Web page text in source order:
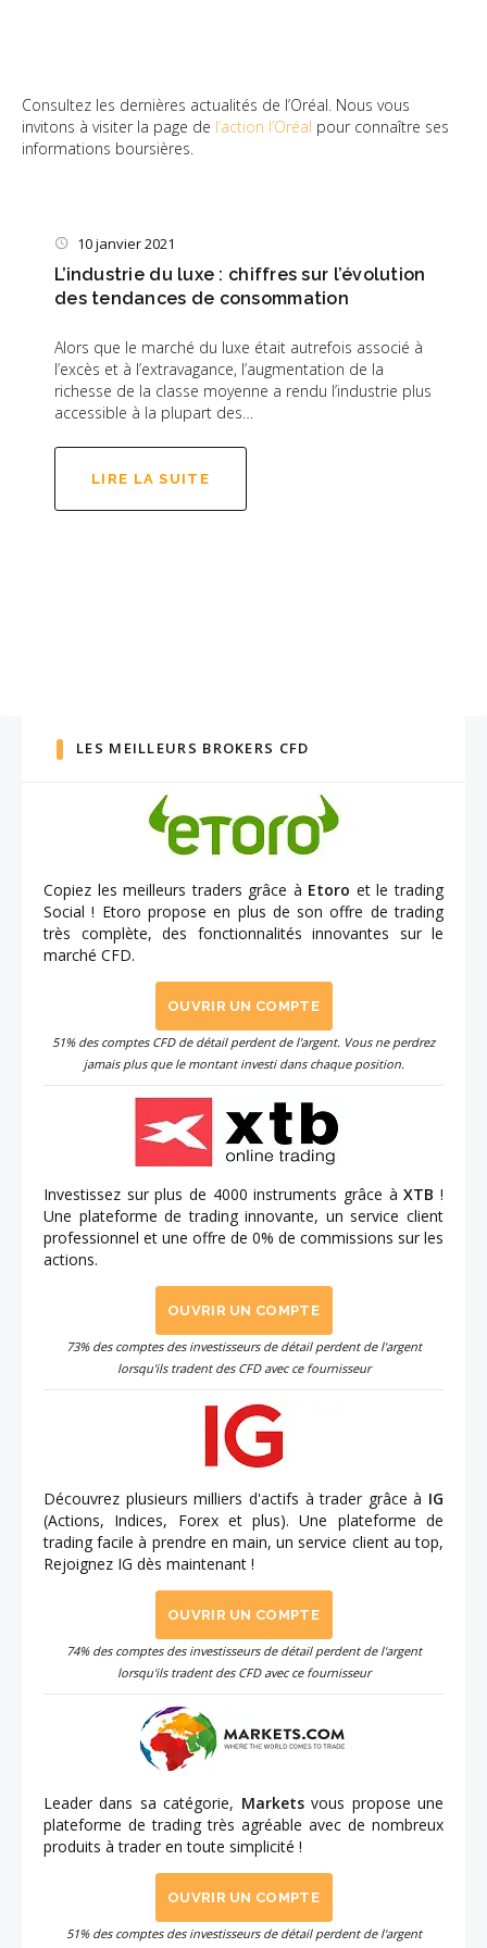
Consultez les dernières actualités de l’Oréal. Nous vous
invitons à visiter la page de l’action l’Oréal pour connaître ses
informations boursières.
10 janvier 2021
L’industrie du luxe : chiffres sur l’évolution
des tendances de consommation
Alors que le marché du luxe était autrefois associé à
l’excès et à l’extravagance, l’augmentation de la
richesse de la classe moyenne a rendu l’industrie plus
accessible à la plupart des…
LIRE LA SUITE
LES MEILLEURS BROKERS CFD
Copiez les meilleurs traders grâce à Etoro et le trading
Social ! Etoro propose en plus de son offre de trading
très complète, des fonctionnalités innovantes sur le
marché CFD.
OUVRIR UN COMPTE
51% des comptes CFD de détail perdent de l'argent. Vous ne perdrez
jamais plus que le montant investi dans chaque position.
Investissez sur plus de 4000 instruments grâce àXTB !
Une plateforme de trading innovante, un service client
professionnel et une offre de 0% de commissions sur les
actions.
OUVRIR UN COMPTE
73% des comptes des investisseurs de détail perdent de l'argent
lorsqu'ils tradent des CFD avec ce fournisseur
Découvrez plusieurs milliers d'actifs à trader grâce à IG
(Actions, Indices, Forex et plus). Une plateforme de
trading facile à prendre en main, un service client au top,
Rejoignez IG dès maintenant !
OUVRIR UN COMPTE
74% des comptes des investisseurs de détail perdent de l'argent
lorsqu'ils tradent des CFD avec ce fournisseur
Leader dans sa catégorie, Marketsvous propose une
plateforme de trading très agréable avec de nombreux
produits à trader en toute simplicité !
OUVRIR UN COMPTE
51% des comptes des investisseurs de détail perdent de l'argent